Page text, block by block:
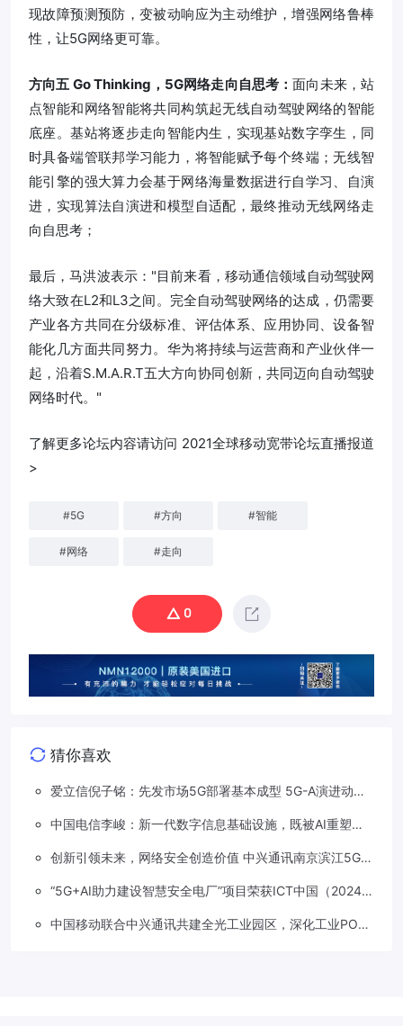
现故障预测预防，变被动响应为主动维护，增强网络鲁棒
性，让5G网络更可靠。
方向五 Go Thinking，5G网络走向自思考：面向未来，站
点智能和网络智能将共同构筑起无线自动驾驶网络的智能
底座。基站将逐步走向智能内生，实现基站数字孪生，同
时具备端管联邦学习能力，将智能赋予每个终端；无线智
能引擎的强大算力会基于网络海量数据进行自学习、自演
进，实现算法自演进和模型自适配，最终推动无线网络走
向自思考；
最后，马洪波表示："目前来看，移动通信领域自动驾驶网
络大致在L2和L3之间。完全自动驾驶网络的达成，仍需要
产业各方共同在分级标准、评估体系、应用协同、设备智
能化几方面共同努力。华为将持续与运营商和产业伙伴一
起，沿着S.M.A.R.T五大方向协同创新，共同迈向自动驾驶
网络时代。"
了解更多论坛内容请访问 2021全球移动宽带论坛直播报道
>
#5G #方向 #智能
#网络 #走向
0
猜你喜欢
爱立信倪子铭：先发市场5G部署基本成型 5G-A演进动能
中国电信李峻：新一代数字信息基础设施，既被AI重塑，
创新引领未来，网络安全创造价值 中兴通讯南京滨江5G工
“5G+AI助力建设智慧安全电厂”项目荣获ICT中国（2024）
中国移动联合中兴通讯共建全光工业园区，深化工业PON